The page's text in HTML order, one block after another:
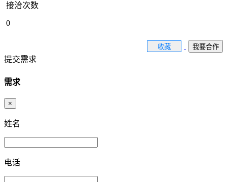
接洽次数
0
收藏 我要合作
提交需求
需求
×
姓名
电话